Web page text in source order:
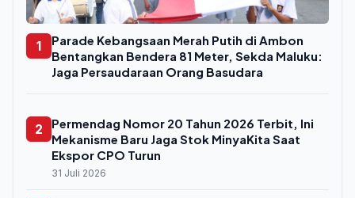
1
Parade Kebangsaan Merah Putih di Ambon
Bentangkan Bendera 81 Meter, Sekda Maluku:
Jaga Persaudaraan Orang Basudara
2
Permendag Nomor 20 Tahun 2026 Terbit, Ini
Mekanisme Baru Jaga Stok MinyaKita Saat
Ekspor CPO Turun
31 Juli 2026